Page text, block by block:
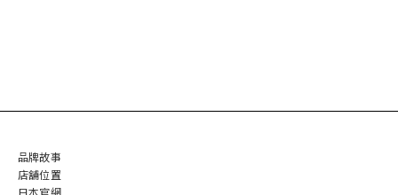
品牌故事
店舖位置